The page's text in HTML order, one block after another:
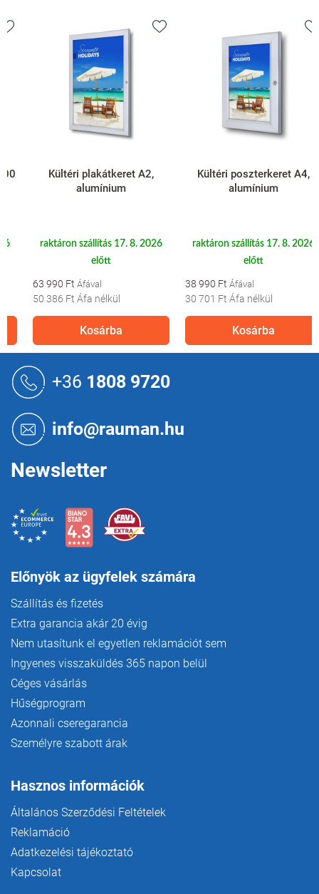
Kültéri plakátkeret A2,
alumínium
raktáron szállítás 17. 8. 2026
előtt
63 990 Ft
50 386 FtÁfa nélkül
Kosárba
Kültéri poszterkeret A4,
alumínium
raktáron szállítás 17. 8. 2026
előtt
38 990 Ft
30 701 FtÁfa nélkül
Kosárba
+36 1808 9720
info@rauman.hu
Newsletter
Előnyök az ügyfelek számára
Szállítás és fizetés
Extra garancia akár 20 évig
Nem utasítunk el egyetlen reklamációt sem
Ingyenes visszaküldés 365 napon belül
Céges vásárlás
Hűségprogram
Azonnali cseregarancia
Személyre szabott árak
Hasznos információk
Általános Szerződési Feltételek
Reklamáció
Adatkezelési tájékoztató
Kapcsolat